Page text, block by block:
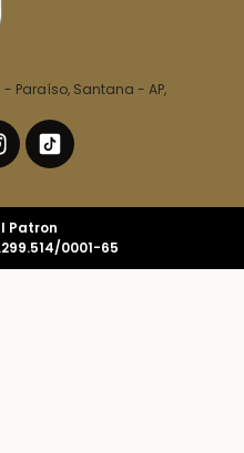
- Paraíso, Santana - AP,
Patron
0001-65